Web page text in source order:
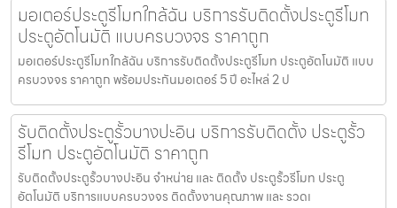
มอเตอร์ประตูรีโมทใกล้ฉัน บริการรับติดตั้งประตูรีโมท
ประตูอัตโนมัติ แบบครบวงจร ราคาถูก
มอเตอร์ประตูรีโมทใกล้ฉัน บริการรับติดตั้งประตูรีโมท ประตูอัตโนมัติ แบบ
ครบวงจร ราคาถูก พร้อมประกันมอเตอร์ 5 ปี อะไหล่ 2 ป
รับติดตั้งประตูรั้วบางปะอิน บริการรับติดตั้ง ประตูรั้ว
รีโมท ประตูอัตโนมัติ ราคาถูก
รับติดตั้งประตูรั้วบางปะอิน จำหน่าย และ ติดตั้ง ประตูรั้วรีโมท ประตู
อัตโนมัติ บริการแบบครบวงจร ติดตั้งงานคุณภาพ และ รวดเ